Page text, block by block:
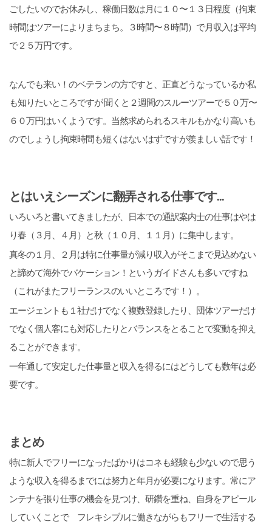
ごしたいのでお休みし、稼働日数は月に１０〜１３日程度（拘束
時間はツアーによりまちまち。３時間〜８時間）で月収入は平均
で２５万円です。
なんでも来い！のベテランの方ですと、正直どうなっているか私
も知りたいところですが 聞くと２週間のスルーツアーで５０万〜
６０万円はいくようです。当然求められるスキルもかなり高いも
のでしょうし拘束時間も短くはないはずですが羨ましい話です！
とはいえシーズンに翻弄される仕事です...
いろいろと書いてきましたが、日本での通訳案内士の仕事はやは
り春（３月、４月）と秋（１０月、１１月）に集中します。
真冬の１月、２月は特に仕事量が減り収入がそこまで見込めない
と諦めて海外でバケーション！というガイドさんも多いですね
（これがまたフリーランスのいいところです！）。
エージェントも１社だけでなく複数登録したり、団体ツアーだけ
でなく個人客にも対応したりとバランスをとることで変動を抑え
ることができます。
一年通して安定した仕事量と収入を得るにはどうしても数年は必
要です。
まとめ
特に新人でフリーになったばかりはコネも経験も少ないので思う
ような収入を得るまでには努力と年月が必要になります。常にア
ンテナを張り仕事の機会を見つけ、研鑽を重ね、自身をアピール
していくことで フレキシブルに働きながらもフリーで生活する